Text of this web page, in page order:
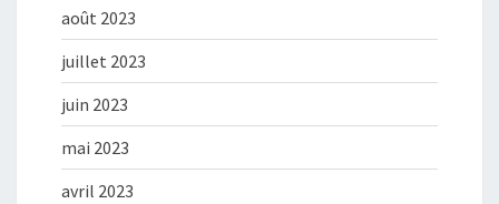
août 2023
juillet 2023
juin 2023
mai 2023
avril 2023